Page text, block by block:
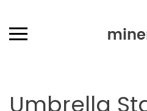
Umbrella